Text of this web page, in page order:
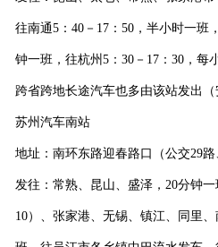
往南通5： 40－ 17： 50，半小时一班
钟一班，往杭州 5： 30－ 17： 30，每
跨省跨地长途汽车也多由该站发出（
苏州汽车南站
地址：南环东路迎春路口（公交29路
发往：常熟、昆山、盛泽， 20分钟一
10）、张家港、无锡、镇江、同里